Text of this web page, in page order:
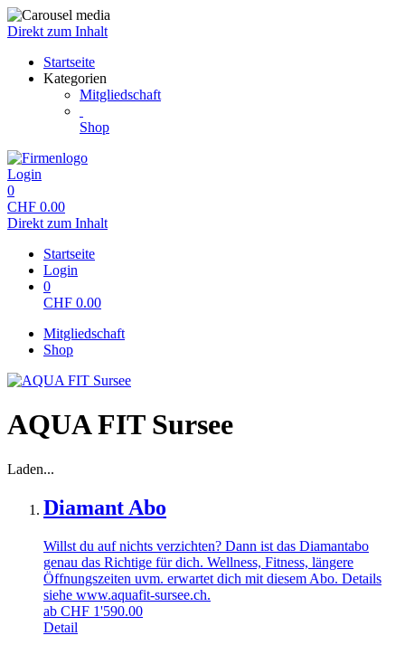
Direkt zum Inhalt
Startseite
Kategorien
Mitgliedschaft
Shop
Login
0
CHF 0.00
Direkt zum Inhalt
Startseite
Login
0
CHF 0.00
Mitgliedschaft
Shop
AQUA FIT Sursee
Laden...
Diamant Abo
Willst du auf nichts verzichten? Dann ist das Diamantabo
genau das Richtige für dich. Wellness, Fitness, längere
Öffnungszeiten uvm. erwartet dich mit diesem Abo. Details
siehe www.aquafit-sursee.ch.
ab CHF 1'590.00
Detail